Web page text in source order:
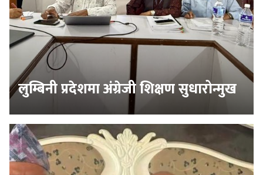
लुम्बिनी प्रदेशमा अंग्रेजी शिक्षण सुधारोन्मुख